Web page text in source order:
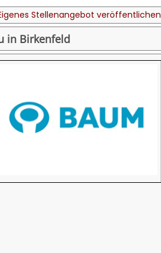
Stellenangebot veröffentlichen
in Birkenfeld